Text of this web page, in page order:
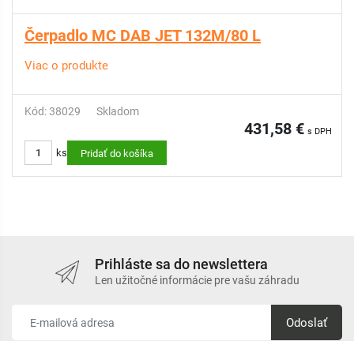
Čerpadlo MC DAB JET 132M/80 L
Viac o produkte
Kód: 38029 Skladom
431,58 € s DPH
ks Pridať do košíka
Prihláste sa do newslettera
Len užitočné informácie pre vašu záhradu
Odoslať